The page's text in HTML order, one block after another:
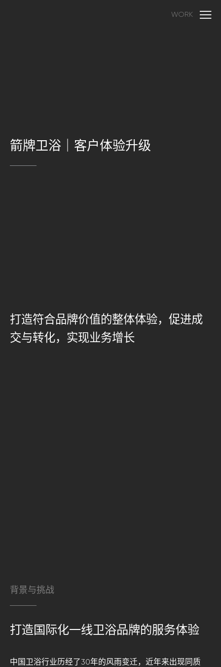
WORK
箭牌卫浴｜客户体验升级
打造符合品牌价值的整体体验，促进成
交与转化，实现业务增长
背景与挑战
打造国际化一线卫浴品牌的服务体验
中国卫浴行业历经了30年的风雨变迁，近年来出现同质